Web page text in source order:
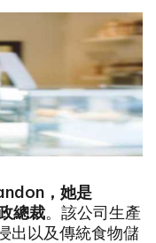
，她是
總裁。該公司生產
出以及傳統食物儲